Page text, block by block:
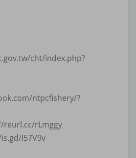
cht/index.php?
ntpcfishery/?
reurl.cc/rLmggy
I57V9v